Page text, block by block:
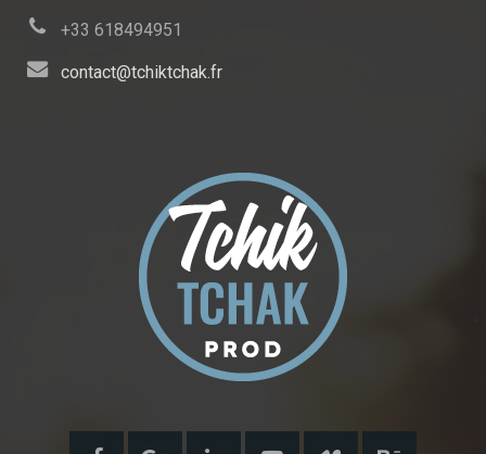
+33 618494951
contact@tchiktchak.fr